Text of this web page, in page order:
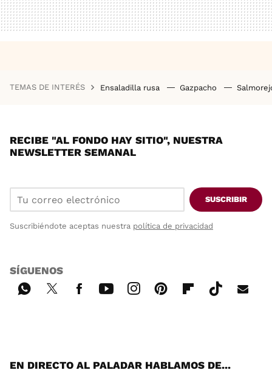
TEMAS DE INTERÉS Ensaladilla rusa Gazpacho
RECIBE "AL FONDO HAY SITIO", NUESTRA
NEWSLETTER SEMANAL
SUSCRIBIR
Suscribiéndote aceptas nuestra política de privacidad
SÍGUENOS
EN DIRECTO AL PALADAR HABLAMOS DE...